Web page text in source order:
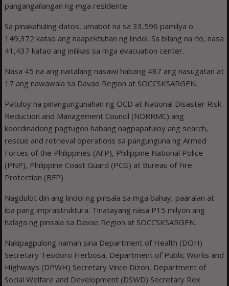
pangangailangan ng mga residente.
Sa pinakahuling datos, umabot na sa 33,596 pamilya o
149,372 katao ang naapektuhan ng lindol. Sa bilang na ito, nasa
41,437 katao ang inilikas sa mga evacuation center.
Nasa 45 na ang naitalang nasawi habang 487 ang nasugatan at
17 ang nawawala sa Davao Region at SOCCSKSARGEN.
Patuloy na pinangungunahan ng OCD at National Disaster Risk
Reduction and Management Council (NDRRMC) ang
koordinadong pagtugon habang nagpapatuloy ang search,
rescue and retrieval operations sa pangunguna ng Armed
Forces of the Philippines (AFP), Philippine National Police
(PNP), Philippine Coast Guard (PCG) at Bureau of Fire
Protection (BFP).
Nagdulot din ang lindol ng pinsala sa mga bahay, paaralan at
iba pang imprastruktura. Tinatayang nasa P15 milyon ang
halaga ng pinsala sa Davao Region at SOCCSKSARGEN.
Nakipagpulong naman sina Department of Health (DOH)
Secretary Teodoro Herbosa, Department of Public Works and
Highways (DPWH) Secretary Vince Dizon, Department of
Social Welfare and Development (DSWD) Secretary Rex